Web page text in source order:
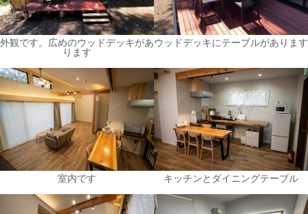
外観です。広めのウッドデッキがあ
ります
ウッドデッキにテーブルがあります
室内です キッチンとダイニングテーブル